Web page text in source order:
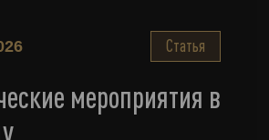
Статья
мероприятия в